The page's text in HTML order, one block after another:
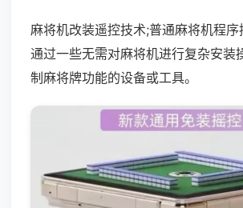
麻将机改装遥控技术;普通麻将机程
通过一些无需对麻将机进行复杂安装
制麻将牌功能的设备或工具。